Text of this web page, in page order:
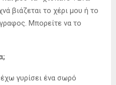
βιάζεται το χέρι μου ή το
Μπορείτε να το
γυρίσει ένα σωρό